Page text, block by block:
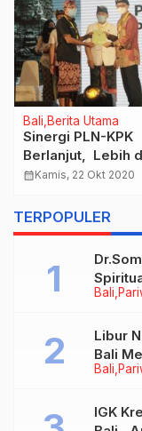
Bali Berita Utama
Sinergi PLN-KPK
Berlanjut, Lebih
2,5 Triliun Aset
Diamankan
calendar_monthKamis, 22 Okt 2020
TERPOPULER
Bali
Bali
Libur
Bali
Tidak
IGK